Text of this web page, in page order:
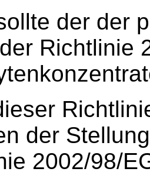
der der
der Richtlinie
der
2002/98/